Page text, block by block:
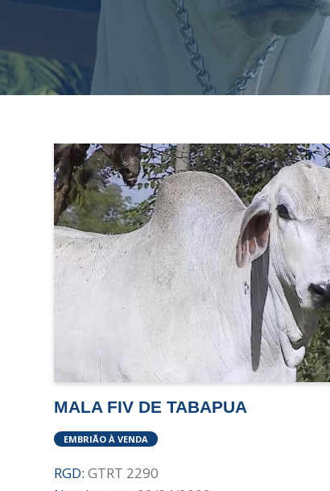
MALA FIV DE TABAPUA
EMBRIÃO À VENDA
RGD: GTRT 2290